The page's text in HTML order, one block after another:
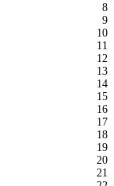
8
9
10
11
12
13
14
15
16
17
18
19
20
21